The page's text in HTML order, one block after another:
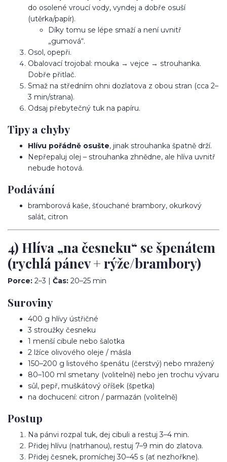
do osolené vroucí vody, vyndej a dobře osuší
(utěrka/papír).
Díky tomu se lépe smaží a není uvnitř
„gumová“.
Osol, opepři.
Obalovací trojobal: mouka → vejce → strouhanka.
Dobře přitlač.
Smaž na středním ohni dozlatova z obou stran (cca 2–
3 min/strana).
Odsaj přebytečný tuk na papíru.
Tipy a chyby
Hlívu pořádně osušte, jinak strouhanka špatně drží.
Nepřepaluj olej – strouhanka zhnědne, ale hlíva uvnitř
nebude hotová.
Podávání
bramborová kaše, šťouchané brambory, okurkový
salát, citron
4) Hlíva „na česneku“ se špenátem
(rychlá pánev + rýže/brambory)
Porce: 2–3 | Čas: 20–25 min
Suroviny
400 g hlívy ústřičné
3 stroužky česneku
1 menší cibule nebo šalotka
2 lžíce olivového oleje / másla
150–200 g listového špenátu (čerstvý) nebo mražený
80–100 ml smetany (volitelně) nebo jen trochu vývaru
sůl, pepř, muškátový oříšek (špetka)
na dochucení: citron / parmazán (volitelně)
Postup
Na pánvi rozpal tuk, dej cibuli a restuj 3–4 min.
Přidej hlívu (natrhanou), restuj 7–9 min do zlatova.
Přidej česnek, promíchej 30–45 s (ať nezhořkne).